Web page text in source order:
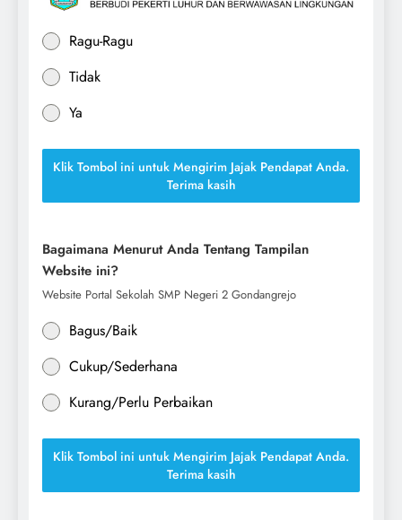
Ragu-Ragu
Tidak
Ya
Klik Tombol ini untuk Mengirim Jajak Pendapat Anda.
Terima kasih
Bagaimana Menurut Anda Tentang Tampilan
Website ini?
Website Portal Sekolah SMP Negeri 2 Gondangrejo
Bagus/Baik
Cukup/Sederhana
Kurang/Perlu Perbaikan
Klik Tombol ini untuk Mengirim Jajak Pendapat Anda.
Terima kasih